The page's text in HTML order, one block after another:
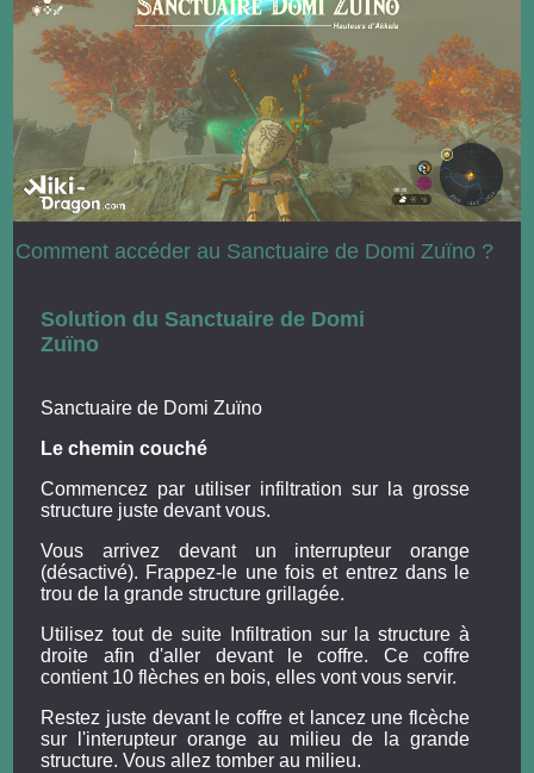
Comment accéder au Sanctuaire de Domi Zuïno ?
Solution du Sanctuaire de Domi
Zuïno
Sanctuaire de Domi Zuïno
Le chemin couché
Commencez par utiliser infiltration sur la grosse
structure juste devant vous.
Vous arrivez devant un interrupteur orange
(désactivé). Frappez-le une fois et entrez dans le
trou de la grande structure grillagée.
Utilisez tout de suite Infiltration sur la structure à
droite afin d'aller devant le coffre. Ce coffre
contient 10 flèches en bois, elles vont vous servir.
Restez juste devant le coffre et lancez une flcèche
sur l'interupteur orange au milieu de la grande
structure. Vous allez tomber au milieu.